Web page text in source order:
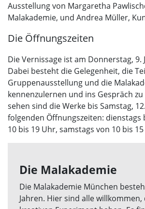
Ausstellung von Margaretha
Malakademie, und Andrea Müller,
Die Öffnungszeiten
Die Vernissage ist am Donnerstag, 9.
Dabei besteht die Gelegenheit, die
Gruppenausstellung und die
kennenzulernen und ins Gespräch
sehen sind die Werke bis Samstag,
folgenden Öffnungszeiten: dienstags
10 bis 19 Uhr, samstags von 10 bis
Die Malakademie
Die Malakademie München
Jahren. Hier sind alle willkommen,